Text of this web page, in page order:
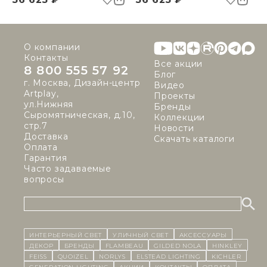
О компании
Контакты
8 800 555 57 92
г. Москва, Дизайн-центр
Artplay,
ул.Нижняя
Сыромятническая, д.10,
стр.7
Доставка
Оплата
Гарантия
Часто задаваемые
вопросы
Все акции
Блог
Видео
Проекты
Бренды
Коллекции
Новости
Скачать каталоги
ИНТЕРЬЕРНЫЙ СВЕТ уличный СВЕТ
Аксессуары
декор
бренды Flambeau Gilded Nola
Hinkley
Feiss
Quoizel Norlys Elstead Lighting
Kichler